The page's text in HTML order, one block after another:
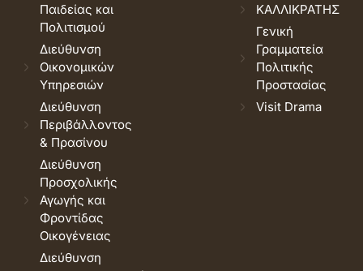
Παιδείας και
Πολιτισμού
Διεύθυνση
Οικονομικών
Υπηρεσιών
Διεύθυνση
Περιβάλλοντος
& Πρασίνου
Διεύθυνση
Προσχολικής
Αγωγής και
Φροντίδας
Οικογένειας
Διεύθυνση
ΚΑΛΛΙΚΡΑΤΗΣ
Γενική
Γραμματεία
Πολιτικής
Προστασίας
Visit Drama